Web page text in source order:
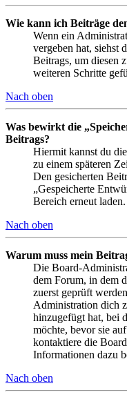
Wie kann ich Beiträge
Wenn ein
vergeben hat, siehst
Beitrags, um diesen
weiteren Schritte
Nach oben
Was bewirkt die
Beitrags?
Hiermit kannst du
zu einem späteren
Den gesicherten
„Gespeicherte
Bereich erneut laden.
Nach oben
Warum muss mein
Die Board-
dem Forum, in dem
zuerst geprüft
Administration dich
hinzugefügt hat, bei
möchte, bevor sie
kontaktiere die
Informationen dazu
Nach oben